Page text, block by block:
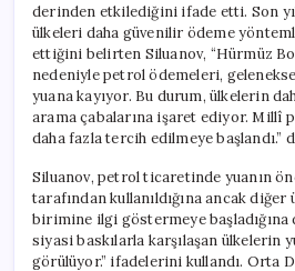
derinden etkilediğini ifade etti. Son
ülkeleri daha güvenilir ödeme
ettiğini belirten Siluanov, “Hürmüz
nedeniyle petrol ödemeleri,
yuana kayıyor. Bu durum, ülkelerin
arama çabalarına işaret ediyor. Millî
daha fazla tercih edilmeye başlandı.”
Siluanov, petrol ticaretinde yuanın
tarafından kullanıldığına ancak
birimine ilgi göstermeye başladığına
siyasi baskılarla karşılaşan ülkelerin
görülüyor.” ifadelerini kullandı. Orta